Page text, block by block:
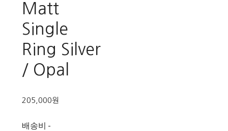
Matt
Single
Ring Silver
/ Opal
205,000원
배송비 -